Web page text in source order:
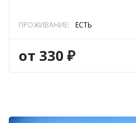
ПРОЖИВАНИЕ: ЕСТЬ
от 330 ₽